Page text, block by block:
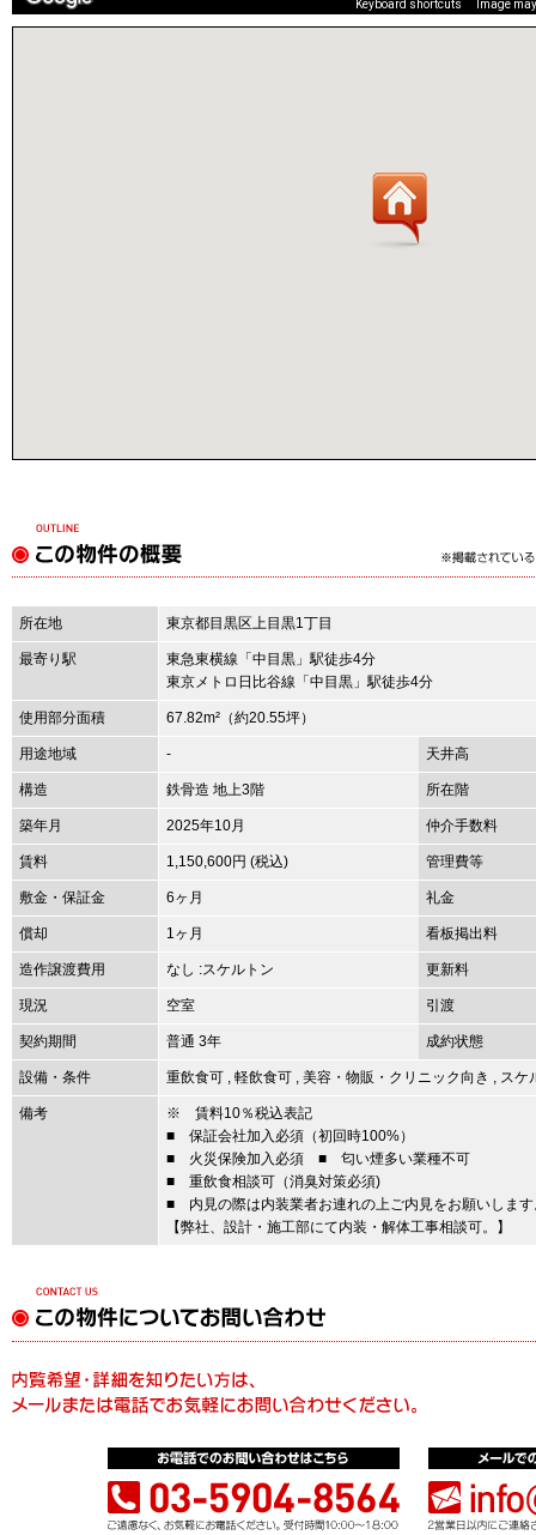
Keyboard shortcuts Image
所在地 東京都目黒区上目黒1丁目
最寄り駅
東急東横線「中目黒」駅徒歩4分
東京メトロ日比谷線「中目黒」駅徒歩4分
使用部分面積 67.82m² （約20.55坪）
用途地域 - 天井高
構造 鉄骨造 地上3階 所在階
築年月 2025年10月 仲介手数料
賃料 1,150,600円 (税込) 管理費等
敷金・保証金 6ヶ月 礼金
償却 1ヶ月 看板掲出料
造作譲渡費用 なし :スケルトン 更新料
現況 空室 引渡
契約期間 普通 3年 成約状態
設備・条件 重飲食可 , 軽飲食可 , 美容・物販・クリニック向き , スケ
備考
※ 賃料10％税込表記
■ 保証会社加入必須（初回時100%）
■ 火災保険加入必須 ■ 匂い煙多い業種不可
■ 重飲食相談可（消臭対策必須)
■ 内見の際は内装業者お連れの上ご内見をお願いします
【弊社、設計・施工部にて内装・解体工事相談可。】